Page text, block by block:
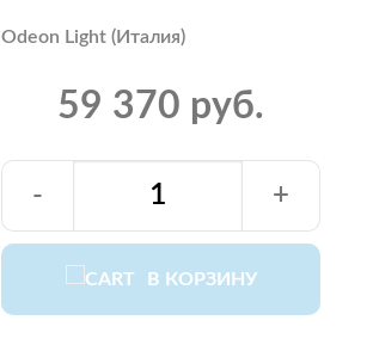
Odeon Light (Италия)
59 370 руб.
В КОРЗИНУ
- +